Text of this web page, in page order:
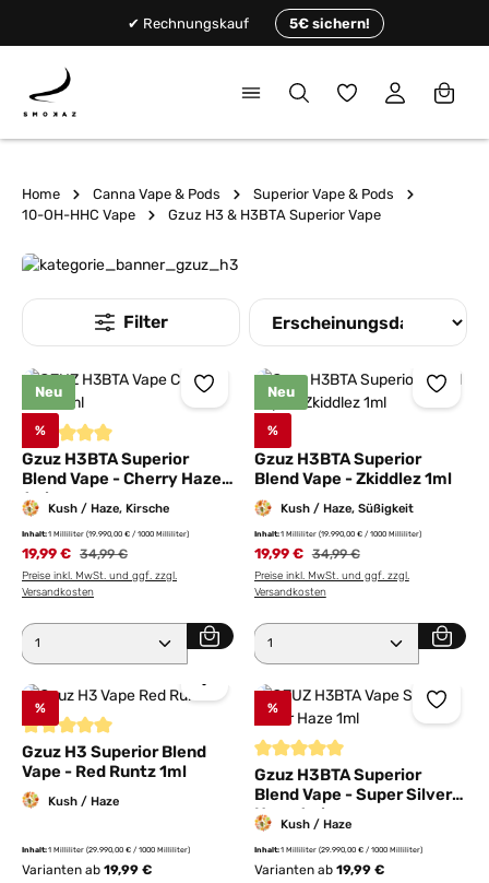
✔ Rechnungskauf 5€ sichern!
Du hast 0
Home Canna Vape & Pods
Superior Vape & Pods
10-OH-HHC Vape
Gzuz H3 & H3BTA Superior Vape
Neu
%
Durchschnittliche Bewertung von 5 von 5 Sternen
Gzuz H3BTA Superior
Blend Vape - Cherry Haze
1ml
Kush / Haze, Kirsche
Inhalt:1 Milliliter (19.990,00 € / 1000 Milliliter)
19,99 € Regulärer Preis:
34,99 €
Preise inkl. MwSt. und ggf. zzgl.
Versandkosten
Produkt Anzahl: Gib den gewünschten Wert ein
Neu
%
Gzuz H3BTA Superior
Blend Vape - Zkiddlez 1ml
Kush / Haze, Süßigkeit
Inhalt:1 Milliliter (19.990,00 € / 1000 Milliliter)
19,99 € Regulärer Preis:
34,99 €
Preise inkl. MwSt. und ggf. zzgl.
Versandkosten
Produkt Anzahl: Gib den
%
Durchschnittliche Bewertung von 5 von 5 Sternen
Gzuz H3 Superior Blend
Vape - Red Runtz 1ml
Kush / Haze
Inhalt:1 Milliliter (29.990,00 € / 1000 Milliliter)
Varianten ab 19,99 €
%
Durchschnittliche Bewertung
Gzuz H3BTA Superior
Blend Vape - Super Silver
Haze 1ml
Kush / Haze
Inhalt:1 Milliliter (29.990,00 € / 1000 Milliliter)
Varianten ab19,99 €